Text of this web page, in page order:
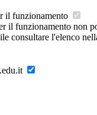
il funzionamento
il funzionamento non
consultare l'elenco